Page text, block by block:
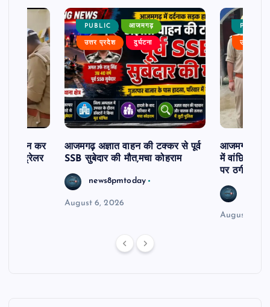
से दर्शन कर
खड़े ट्रेलर
PUBLIC आजमगढ़
उत्तर प्रदेश दुर्घटना
आजमगढ़ अज्ञात वाहन की टक्कर से पूर्व
SSB सुबेदार की मौत,मचा कोहराम
news8pmtoday
August 6, 2026
PUBLIC
उत्तर
आजमगढ़ 43
में वांछित
पर ठगी और
August 6,